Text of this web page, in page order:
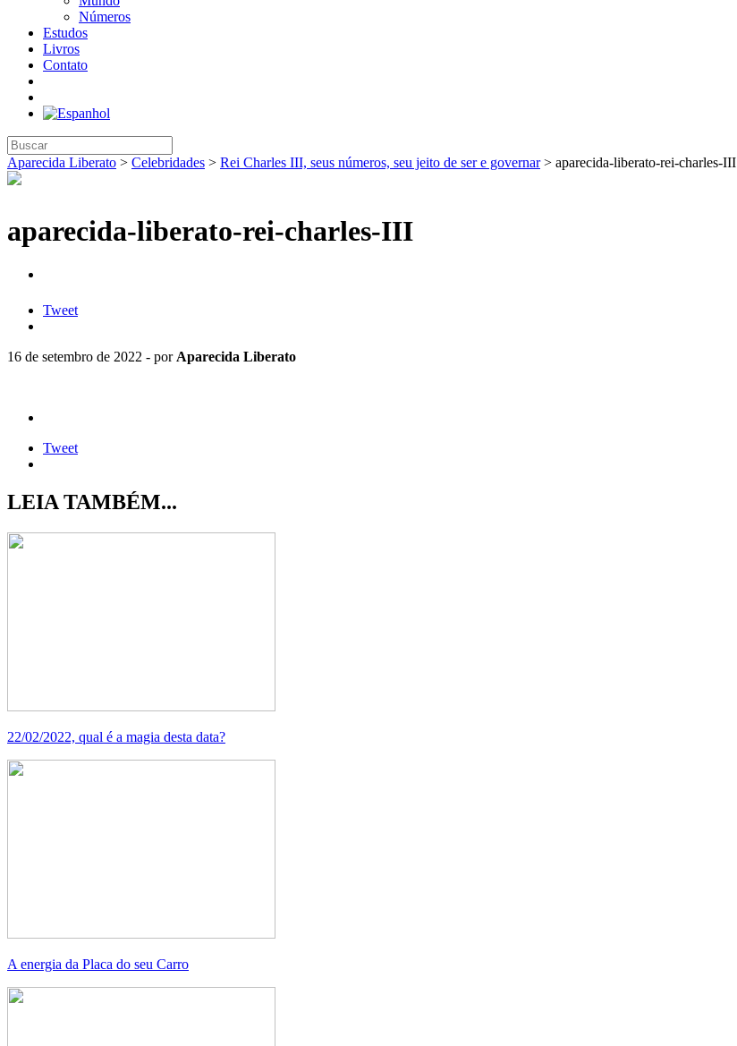
Números
Estudos
Livros
Contato
Aparecida Liberato > Celebridades > Rei Charles III, seus números, seu jeito de ser e governar> aparecida-liberato-rei-charles-III
aparecida-liberato-rei-charles-III
Tweet
16 de setembro de 2022 - por Aparecida Liberato
Tweet
LEIA TAMBÉM...
22/02/2022, qual é a magia desta data?
A energia da Placa do seu Carro